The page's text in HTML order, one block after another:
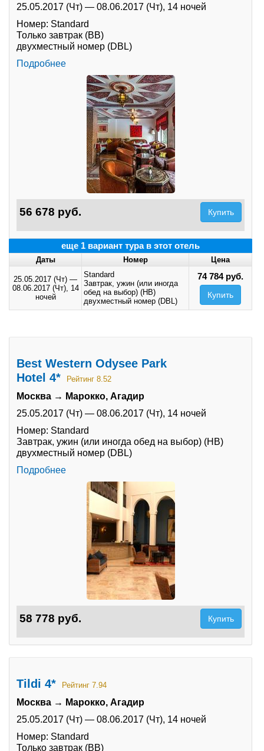
25.05.2017 (Чт) — 08.06.2017 (Чт), 14 ночей
Номер: Standard
Только завтрак (BB)
двухместный номер (DBL)
Подробнее
56 678 руб. Купить
еще 1 вариант тура в этот отель
Даты Номер Цена
25.05.2017 (Чт) —
08.06.2017 (Чт), 14
ночей
Standard
Завтрак, ужин (или иногда
обед на выбор) (HB)
двухместный номер (DBL)
74 784 руб.
Купить
Best Western Odysee Park
Hotel 4*
Рейтинг 8.52
Москва → Марокко, Агадир
25.05.2017 (Чт) — 08.06.2017 (Чт), 14 ночей
Номер: Standard
Завтрак, ужин (или иногда обед на выбор) (HB)
двухместный номер (DBL)
Подробнее
58 778 руб. Купить
Tildi 4* Рейтинг 7.94
Москва → Марокко, Агадир
25.05.2017 (Чт) — 08.06.2017 (Чт), 14 ночей
Номер: Standard
Только завтрак (BB)